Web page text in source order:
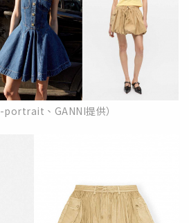
portrait、GANNI提供）